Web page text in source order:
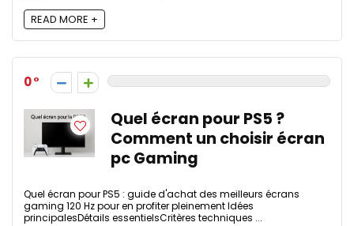
READ MORE +
0
Quel écran pour PS5 ?
Comment un choisir écran
pc Gaming
Quel écran pour PS5 : guide d'achat des meilleurs écrans
gaming 120 Hz pour en profiter pleinement Idées
principalesDétails essentielsCritères techniques ...